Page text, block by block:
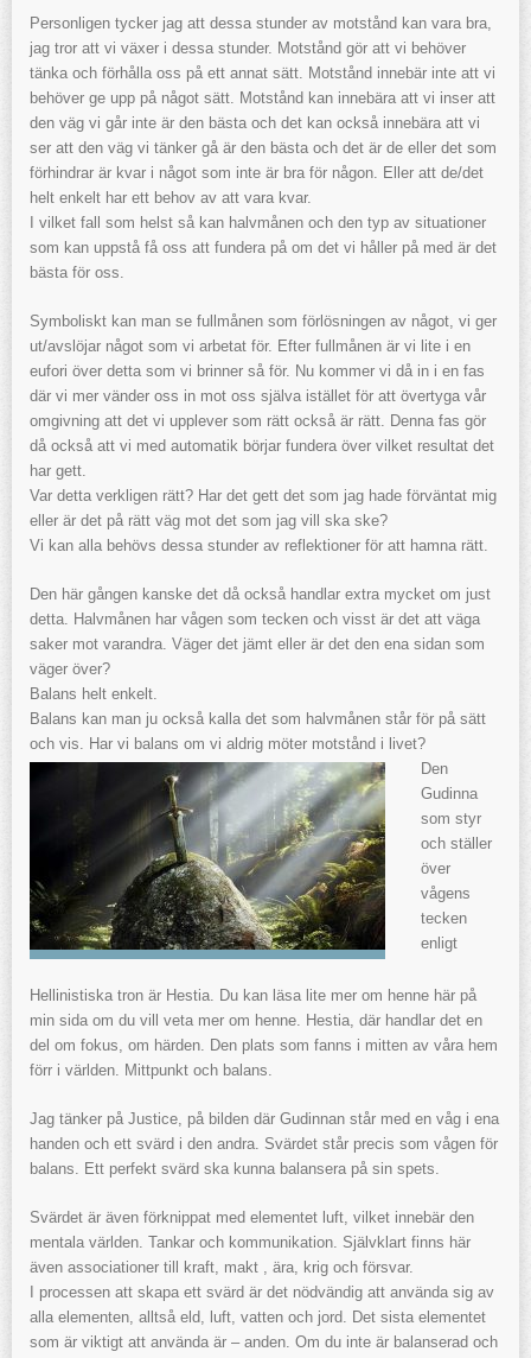
Personligen tycker jag att dessa stunder av motstånd kan vara bra,
jag tror att vi växer i dessa stunder. Motstånd gör att vi behöver
tänka och förhålla oss på ett annat sätt. Motstånd innebär inte att vi
behöver ge upp på något sätt. Motstånd kan innebära att vi inser att
den väg vi går inte är den bästa och det kan också innebära att vi
ser att den väg vi tänker gå är den bästa och det är de eller det som
förhindrar är kvar i något som inte är bra för någon. Eller att de/det
helt enkelt har ett behov av att vara kvar.
I vilket fall som helst så kan halvmånen och den typ av situationer
som kan uppstå få oss att fundera på om det vi håller på med är det
bästa för oss.
Symboliskt kan man se fullmånen som förlösningen av något, vi ger
ut/avslöjar något som vi arbetat för. Efter fullmånen är vi lite i en
eufori över detta som vi brinner så för. Nu kommer vi då in i en fas
där vi mer vänder oss in mot oss själva istället för att övertyga vår
omgivning att det vi upplever som rätt också är rätt. Denna fas gör
då också att vi med automatik börjar fundera över vilket resultat det
har gett.
Var detta verkligen rätt? Har det gett det som jag hade förväntat mig
eller är det på rätt väg mot det som jag vill ska ske?
Vi kan alla behövs dessa stunder av reflektioner för att hamna rätt.
Den här gången kanske det då också handlar extra mycket om just
detta. Halvmånen har vågen som tecken och visst är det att väga
saker mot varandra. Väger det jämt eller är det den ena sidan som
väger över?
Balans helt enkelt.
Balans kan man ju också kalla det som halvmånen står för på sätt
och vis. Har vi balans om vi aldrig möter motstånd i livet?
Den
Gudinna
som styr
och ställer
över
vågens
tecken
enligt
Hellinistiska tron är Hestia. Du kan läsa lite mer om henne här på
min sida om du vill veta mer om henne. Hestia, där handlar det en
del om fokus, om härden. Den plats som fanns i mitten av våra hem
förr i världen. Mittpunkt och balans.
Jag tänker på Justice, på bilden där Gudinnan står med en våg i ena
handen och ett svärd i den andra. Svärdet står precis som vågen för
balans. Ett perfekt svärd ska kunna balansera på sin spets.
Svärdet är även förknippat med elementet luft, vilket innebär den
mentala världen. Tankar och kommunikation. Självklart finns här
även associationer till kraft, makt , ära, krig och försvar.
I processen att skapa ett svärd är det nödvändig att använda sig av
alla elementen, alltså eld, luft, vatten och jord. Det sista elementet
som är viktigt att använda är – anden. Om du inte är balanserad och